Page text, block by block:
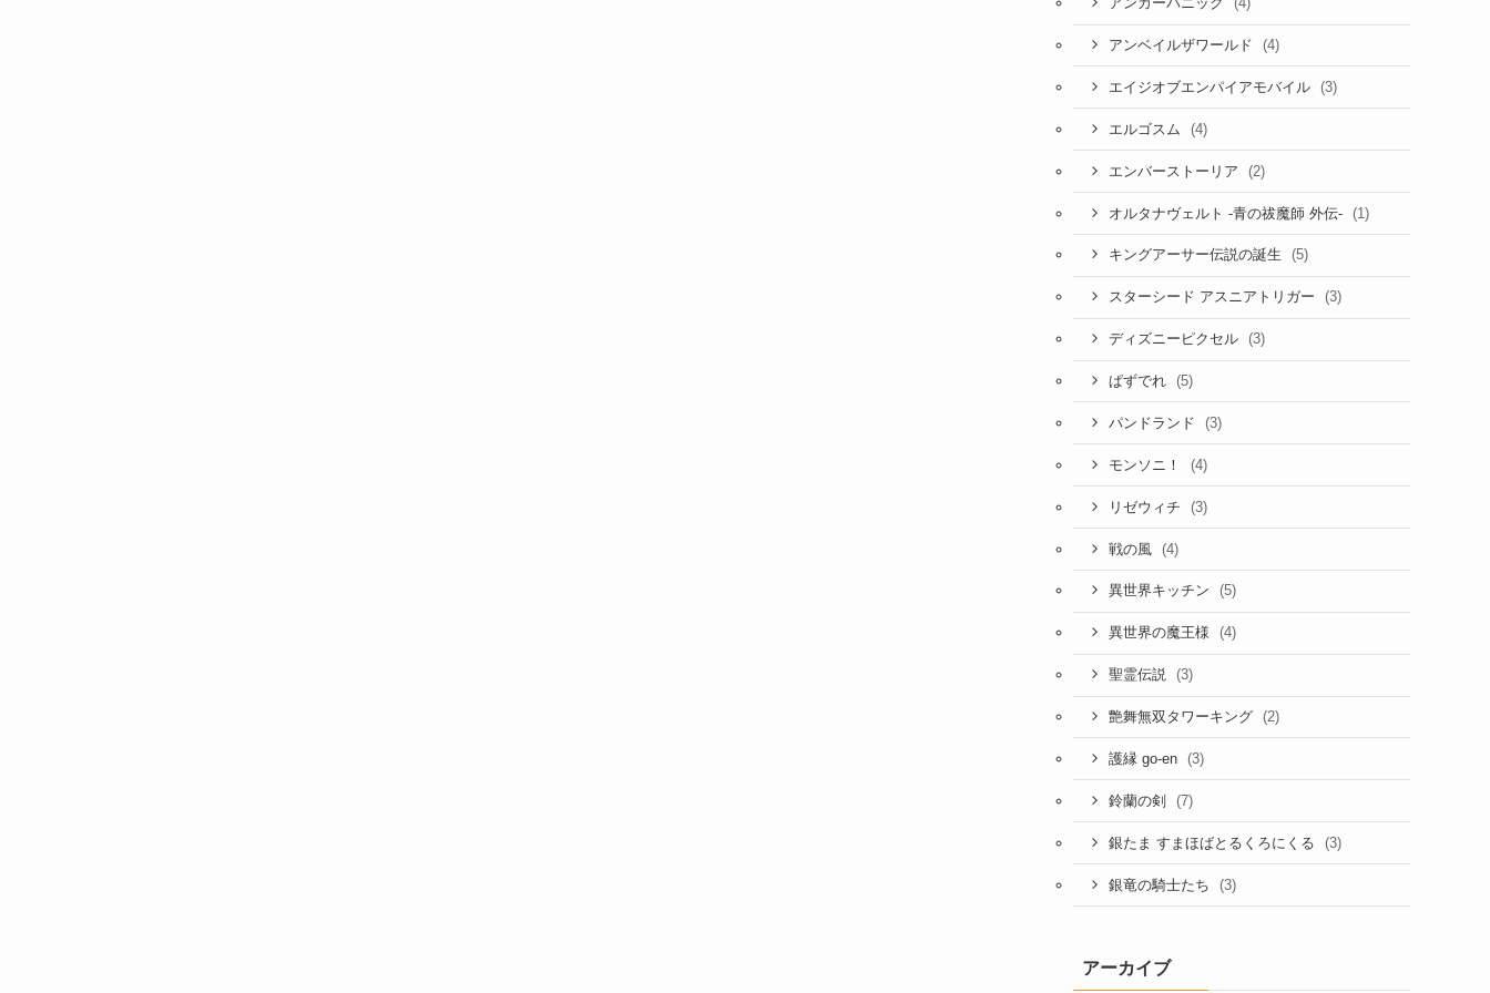
アンカーパニック
アンベイルザワールド (4)
エイジオブエンパイアモバイル (3)
エルゴスム (4)
エンバーストーリア (2)
オルタナヴェルト -青の祓魔師 外伝- (1)
キングアーサー伝説の誕生 (5)
スターシード アスニアトリガー (3)
ディズニーピクセル (3)
ぱずでれ (5)
パンドランド (3)
モンソニ！ (4)
リゼウィチ (3)
戦の風 (4)
異世界キッチン (5)
異世界の魔王様 (4)
聖霊伝説 (3)
艶舞無双タワーキング (2)
護縁 go-en (3)
鈴蘭の剣 (7)
銀たま すまほばとるくろにくる (3)
銀竜の騎士たち (3)
アーカイブ